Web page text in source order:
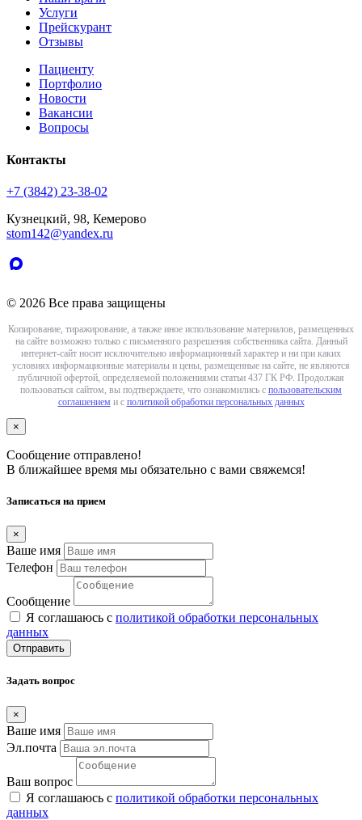
Услуги
Прейскурант
Отзывы
Пациенту
Портфолио
Новости
Вакансии
Вопросы
Контакты
+7 (3842) 23-38-02
Кузнецкий, 98, Кемерово
stom142@yandex.ru
© 2026 Все права защищены
Копирование, тиражирование, а также иное использование материалов, размещенных
на сайте возможно только с письменного разрешения собственника сайта. Данный
интернет-сайт носит исключительно информационный характер и ни при каких
условиях информационные материалы и цены, размещенные на сайте, не являются
публичной офертой, определяемой положениями статьи 437 ГК РФ. Продолжая
пользоваться сайтом, вы подтверждаете, что ознакомились с пользовательским
соглашением и с политикой обработки персональных данных
×
Сообщение отправлено!
В ближайшее время мы обязательно с вами свяжемся!
Записаться на прием
×
Ваше имя
Телефон
Сообщение
Я соглашаюсь с политикой обработки персональных
данных
Отправить
Задать вопрос
×
Ваше имя
Эл.почта
Ваш вопрос
Я соглашаюсь с политикой обработки персональных
данных